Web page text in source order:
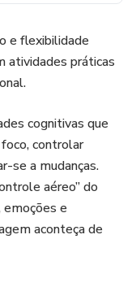
e flexibilidade
atividades práticas
cognitivas que
controlar
se a mudanças.
aéreo” do
e
aconteça de